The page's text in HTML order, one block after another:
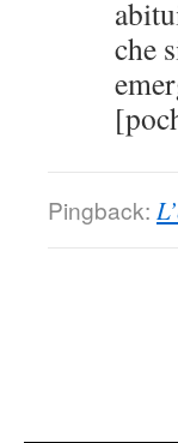
che
Pingback: